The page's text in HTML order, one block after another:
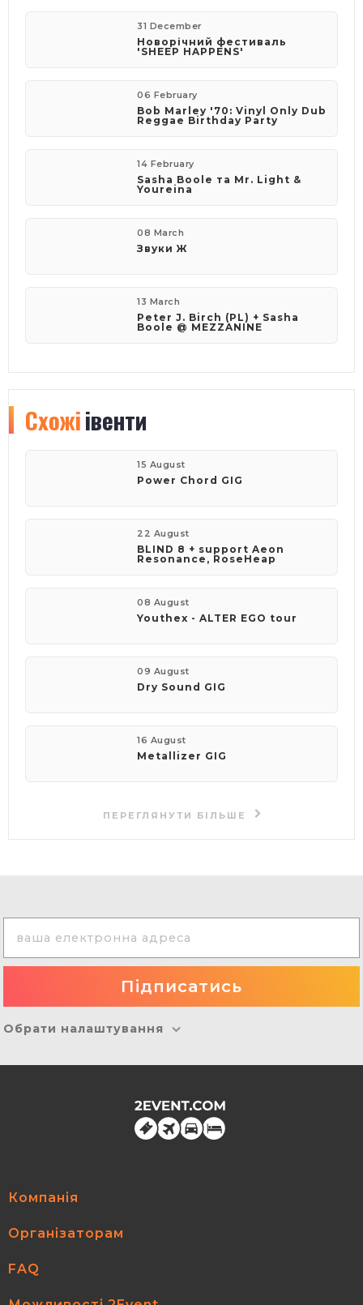
31 December
Новорічний фестиваль
'SHEEP HAPPENS'
06 February
Bob Marley '70: Vinyl Only Dub
Reggae Birthday Party
14 February
​Sasha Boole та Mr. Light &
Youreina
08 March
Звуки Ж
13 March
Peter J. Birch (PL) + Sasha
Boole @ MEZZANINE
Схожіівенти
15 August
Power Chord GIG
22 August
BLIND 8 + support Aeon
Resonance, RoseHeap
08 August
Youthex - ALTER EGO tour
09 August
Dry Sound GIG
16 August
Metallizer GIG
ПЕРЕГЛЯНУТИ БІЛЬШЕ
Обрати налаштування
Компанія
Організаторам
FAQ